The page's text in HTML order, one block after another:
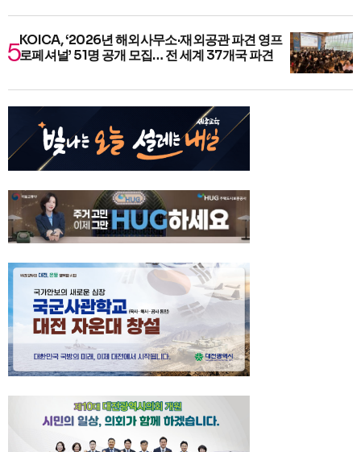
KOICA, ‘2026년 해외사무소·재외공관 파견 영프
로페셔널’ 51명 공개 모집… 전 세계 37개국 파견